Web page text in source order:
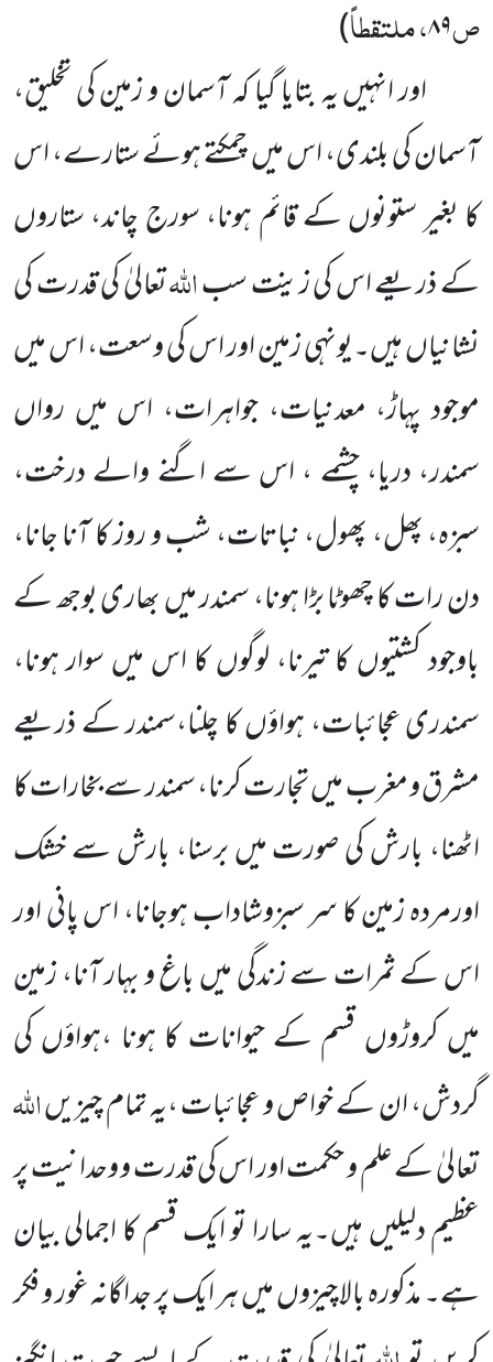
ص۸۹، ملتقطاً)
اور انہیں یہ بتایا گیا کہ آسمان و زمین کی تخلیق،
آسمان کی بلندی، اس میں چمکتے ہوئے ستارے، اس
کا بغیر ستونوں کے قائم ہونا، سورج چاند، ستاروں
کے ذریعے اس کی زینت سباللہتعالیٰ کی قدرت کی
نشانیاں ہیں۔یونہی زمین اور اس کی وسعت، اس میں
موجود پہاڑ، معدنیات، جواہرات، اس میں رواں
سمندر، دریا، چشمے ، اس سے اگنے والے درخت،
سبزہ، پھل، پھول، نباتات، شب و روز کا آنا جانا،
دن رات کا چھوٹا بڑا ہونا، سمندر میں بھاری بوجھ کے
باوجود کشتیوں کا تیرنا، لوگوں کا اس میں سوار ہونا،
سمندری عجائبات، ہواؤں کا چلنا،سمندر کے ذریعے
مشرق و مغرب میں تجارت کرنا، سمندر سے بخارات کا
اٹھنا، بارش کی صورت میں برسنا، بارش سے خشک
اورمردہ زمین کا سر سبزوشاداب ہوجانا، اس پانی اور
اس کے ثمرات سے زندگی میں باغ و بہار آنا، زمین
میں کروڑوں قسم کے حیوانات کا ہونا ،ہواؤں کی
گردش، ان کے خواص و عجائبات ،یہ تمام چیزیںاللہ
تعالیٰ کے علم و حکمت اور اس کی قدرت و وحدانیت پر
عظیم دلیلیں ہیں۔یہ سارا تو ایک قسم کا اجمالیبیان
ہے۔ مذکورہ بالا چیزوں میں ہر ایک پر جداگانہ غور و فکر